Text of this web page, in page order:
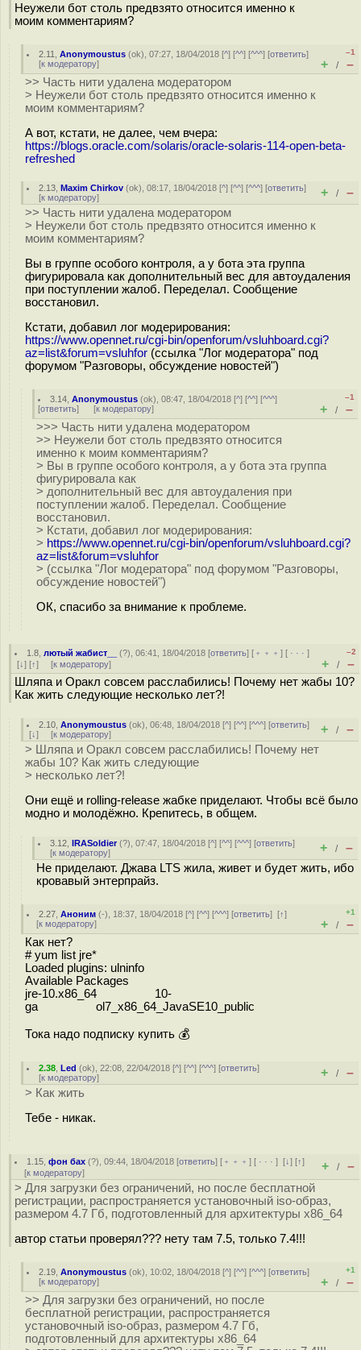
Неужели бот столь предвзято относится именно к
моим комментариям?
2.11 ,Anonymoustus (ok), 07:27, 18/04/2018 [^] [^^] [^^^] [ответить]
[к модератору]
–1
+ / –
>> Часть нити удалена модератором
> Неужели бот столь предвзято относится именно к
моим комментариям?
А вот, кстати, не далее, чем вчера:
https://blogs.oracle.com/solaris/oracle-solaris-114-open-beta-
refreshed
2.13 ,Maxim Chirkov (ok), 08:17, 18/04/2018 [^] [^^] [^^^] [ответить]
[к модератору] + / –
>> Часть нити удалена модератором
> Неужели бот столь предвзято относится именно к
моим комментариям?
Вы в группе особого контроля, а у бота эта группа
фигурировала как дополнительный вес для автоудаления
при поступлении жалоб. Переделал. Сообщение
восстановил.
Кстати, добавил лог модерирования:
https://www.opennet.ru/cgi-bin/openforum/vsluhboard.cgi?
az=list&forum=vsluhfor (ссылка "Лог модератора" под
форумом "Разговоры, обсуждение новостей")
3.14 ,Anonymoustus (ok), 08:47, 18/04/2018 [^] [^^] [^^^]
[ответить] [к модератору]
–1
+ / –
>>> Часть нити удалена модератором
>> Неужели бот столь предвзято относится
именно к моим комментариям?
> Вы в группе особого контроля, а у бота эта группа
фигурировала как
> дополнительный вес для автоудаления при
поступлении жалоб. Переделал. Сообщение
восстановил.
> Кстати, добавил лог модерирования:
> https://www.opennet.ru/cgi-bin/openforum/vsluhboard.cgi?
az=list&forum=vsluhfor
> (ссылка "Лог модератора" под форумом "Разговоры,
обсуждение новостей")
ОК, спасибо за внимание к проблеме.
1.8 ,лютый жабист__ (?), 06:41, 18/04/2018 [ответить] [ ﹢﹢﹢] [ · · ·]
[↓] [↑] [к модератору]
–2
+ / –
Шляпа и Оракл совсем расслабились! Почему нет жабы 10?
Как жить следующие несколько лет?!
2.10 ,Anonymoustus (ok), 06:48, 18/04/2018 [^] [^^] [^^^] [ответить]
[↓] [к модератору] + / –
> Шляпа и Оракл совсем расслабились! Почему нет
жабы 10? Как жить следующие
> несколько лет?!
Они ещё и rolling-release жабке приделают. Чтобы всё было
модно и молодёжно. Крепитесь, в общем.
3.12 ,IRASoldier(?), 07:47, 18/04/2018 [^] [^^] [^^^] [ответить]
[к модератору] + / –
Не приделают. Джава LTS жила, живет и будет жить, ибо
кровавый энтерпрайз.
2.27 ,Аноним (-), 18:37, 18/04/2018 [^] [^^] [^^^] [ответить][↑]
[к модератору]
+1
+ / –
Как нет?
# yum list jre*
Loaded plugins: ulninfo
Available Packages
jre-10.x86_64 10-
ga ol7_x86_64_JavaSE10_public
Тока надо подписку купить 💰
2.38 ,Led (ok), 22:08, 22/04/2018 [^] [^^] [^^^] [ответить]
[к модератору] + / –
> Как жить
Тебе - никак.
1.15 ,фон бах (?), 09:44, 18/04/2018 [ответить] [ ﹢﹢﹢] [ · · ·][↓] [↑]
[к модератору] + / –
> Для загрузки без ограничений, но после бесплатной
регистрации, распространяется установочный iso-образ,
размером 4.7 Гб, подготовленный для архитектуры x86_64
автор статьи проверял??? нету там 7.5, только 7.4!!!
2.19 ,Anonymoustus (ok), 10:02, 18/04/2018 [^] [^^] [^^^] [ответить]
[к модератору]
+1
+ / –
>> Для загрузки без ограничений, но после
бесплатной регистрации, распространяется
установочный iso-образ, размером 4.7 Гб,
подготовленный для архитектуры x86_64